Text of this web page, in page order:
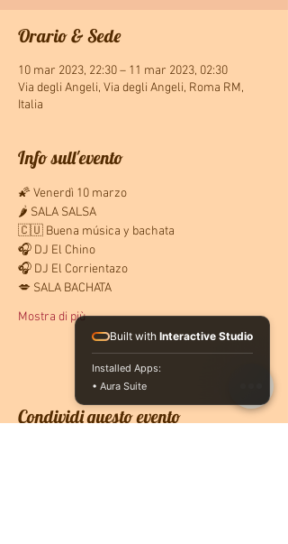
Orario & Sede
10 mar 2023, 22:30 – 11 mar 2023, 02:30
Via degli Angeli, Via degli Angeli, Roma RM,
Italia
Info sull'evento
🌠 Venerdì 10 marzo
🌶 SALA SALSA
🇨🇺 Buena música y bachata
🎧 DJ El Chino
🎧 DJ El Corrientazo
💋 SALA BACHATA
Mostra di più
Condividi questo evento
Built with Interactive Studio
Installed Apps:
• Aura Suite